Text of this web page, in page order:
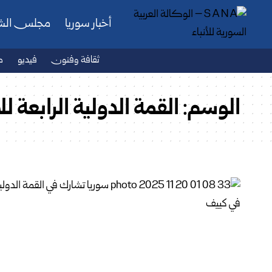
أخبار سوريا مجلس
ثقافة وفنون فيديو
الوسم:القمة الدولية الرابعة